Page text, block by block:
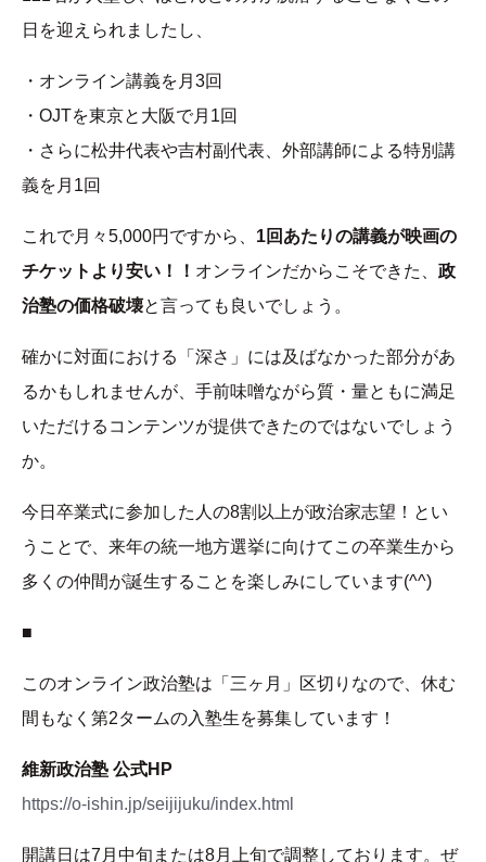
日を迎えられましたし、
・オンライン講義を月3回
・OJTを東京と大阪で月1回
・さらに松井代表や吉村副代表、外部講師による特別講
義を月1回
これで月々5,000円ですから、 1回あたりの講義が映画の
チケットより安い！！ オンラインだからこそできた、 政
治塾の価格破壊と言っても良いでしょう。
確かに対面における「深さ」には及ばなかった部分があ
るかもしれませんが、手前味噌ながら質・量ともに満足
いただけるコンテンツが提供できたのではないでしょう
か。
今日卒業式に参加した人の8割以上が政治家志望！とい
うことで、来年の統一地方選挙に向けてこの卒業生から
多くの仲間が誕生することを楽しみにしています(^^)
■
このオンライン政治塾は「三ヶ月」区切りなので、休む
間もなく第2タームの入塾生を募集しています！
維新政治塾 公式HP
https://o-ishin.jp/seijijuku/index.html
開講日は7月中旬または8月上旬で調整しております。ぜ